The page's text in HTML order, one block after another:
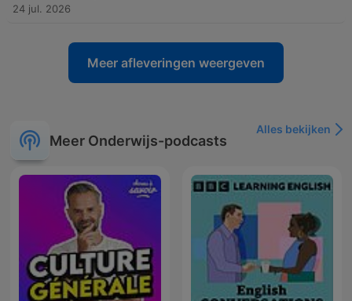
24 jul. 2026
Meer afleveringen weergeven
Meer Onderwijs-podcasts
Alles bekijken